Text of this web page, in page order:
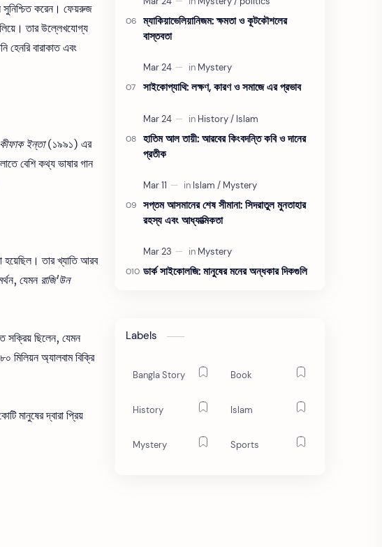
সুনিশ্চিত করেন। ফেয়রুজ
তার উল্লেখযোগ্য
বারাকাত এবং
কীফাক ইন্তা(১৯৯১) এর
বেশি কথ্য ভাষার গান
হয়েছিল। তার খ্যাতি আরব
যেমন রাজি'উন
সক্রিয় ছিলেন, যেমন
মিলিয়ন অ্যালবাম বিক্রি
মানুষের দ্বারা প্রিয়
ম্যাকিয়াভেলিয়ানিজম: ক্ষমতা ও কূটকৌশলের
বাস্তবতা
সাইকোপ্যাথি: লক্ষণ, কারণ ও সমাজে এর প্রভাব
হাতিম আল তায়ী: আরবের কিংবদন্তি কবি ও দানের
প্রতীক
সপ্তম আসমানের শেষ সীমানা: সিদরাতুল মুনতাহার
রহস্য এবং আধ্যাত্মিকতা
ডার্ক সাইকোলজি: মানুষের মনের অন্ধকার দিকগুলি
Labels
Bangla Story Book
History Islam
Mystery Sports